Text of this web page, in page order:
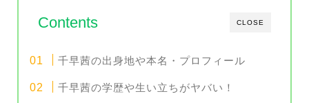
CLOSE
Contents
千早茜の出身地や本名・プロフィール
千早茜の学歴や生い立ちがヤバい！